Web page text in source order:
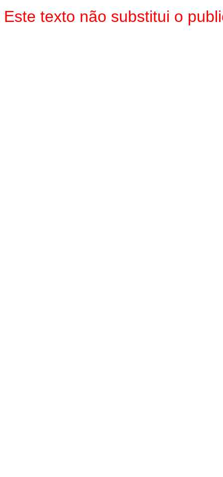
Este texto não substitui o